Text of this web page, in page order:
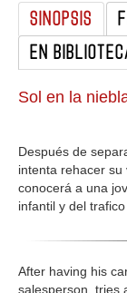
MUJERES
SINOPSIS
EN
Sol en la
Después de
intenta rehacer su
conocerá a una
infantil y del
After having his
salesperson, tries